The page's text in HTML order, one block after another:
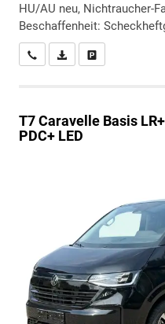
HU/AU neu, Nichtraucher-
Beschaffenheit:
Wir rufen Sie an
PDF-Datei,
T7 Caravelle Basis
PDC+ LED